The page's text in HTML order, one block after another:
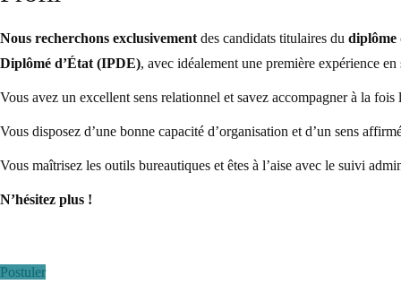
Nous recherchons exclusivement des candidats titulaires du diplôme
Diplômé d’État (IPDE), avec idéalement une première expérience
Vous avez un excellent sens relationnel et savez accompagner à la
Vous disposez d’une bonne capacité d’organisation et d’un sens
Vous maîtrisez les outils bureautiques et êtes à l’aise avec le suivi
N’hésitez plus !
Postuler